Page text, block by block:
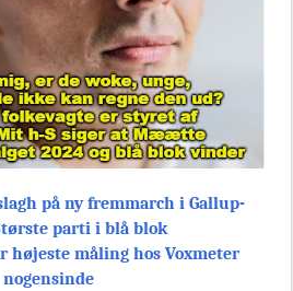
på ny fremmarch i Gallup-
parti i blå blok
højeste måling hos Voxmeter
nogensinde